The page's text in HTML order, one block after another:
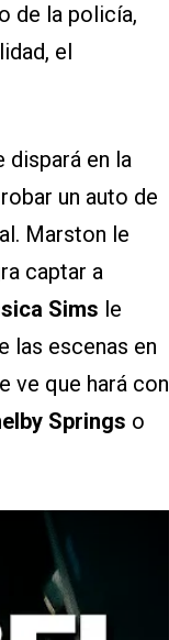
de la policía,
el
dispará en la
un auto de
Marston le
captar a
Sims le
las escenas en
ve que hará con
Springs o